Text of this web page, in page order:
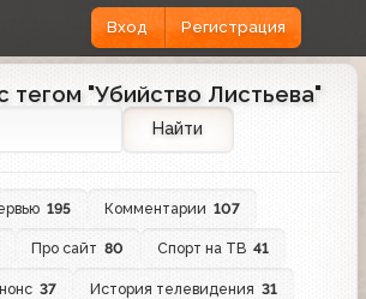
Вход Регистрация
тегом "Убийство Листьева"
Найти
195 Комментарии 107
Про сайт 80 Спорт на ТВ 41
37 История телевидения 31